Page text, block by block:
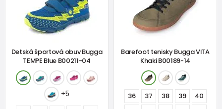
Detská športová obuv Bugga
TEMPE Blue B00211-04
+5
Barefoot tenisky Bugga VITA
Khaki B00189-14
36 37 38 39
40